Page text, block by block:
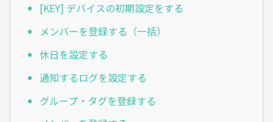
[KEY] デバイスの初期設定をする
メンバーを登録する（一括）
休日を設定する
通知するログを設定する
グループ・タグを登録する